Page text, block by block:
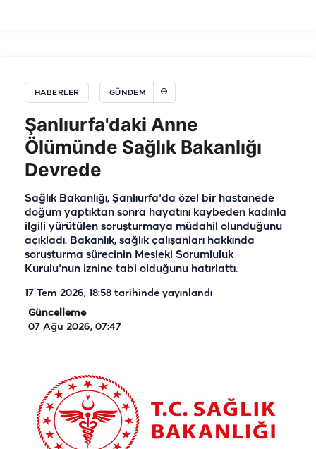
HABERLER GÜNDEM
Şanlıurfa'daki Anne
Ölümünde Sağlık Bakanlığı
Devrede
Sağlık Bakanlığı, Şanlıurfa'da özel bir hastanede
doğum yaptıktan sonra hayatını kaybeden kadınla
ilgili yürütülen soruşturmaya müdahil olunduğunu
açıkladı. Bakanlık, sağlık çalışanları hakkında
soruşturma sürecinin Mesleki Sorumluluk
Kurulu'nun iznine tabi olduğunu hatırlattı.
17 Tem 2026, 18:58 tarihinde yayınlandı
Güncelleme
07 Ağu 2026, 07:47